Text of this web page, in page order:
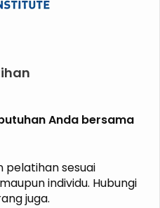
Anda bersama
pelatihan sesuai
individu. Hubungi
juga.